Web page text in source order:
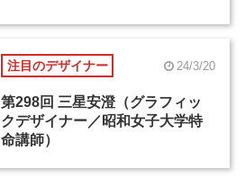
注目のデザイナー 24/3/20
第298回 三星安澄（グラフィッ
クデザイナー／昭和女子大学特
命講師）